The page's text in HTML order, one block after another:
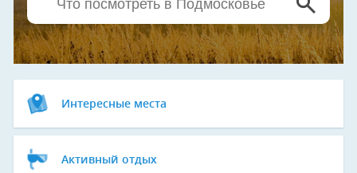
Интересные места
Активный отдых